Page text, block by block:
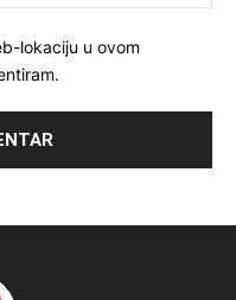
lokaciju u ovom